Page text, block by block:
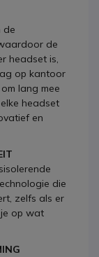
de
de
headset is,
op kantoor
lang mee
headset
en
die
zelfs als er
op wat